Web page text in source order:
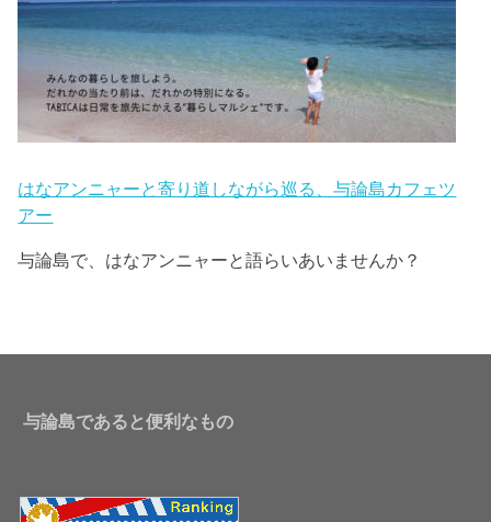
はなアンニャーと寄り道しながら巡る、与論島カフェツ
アー
与論島で、はなアンニャーと語らいあいませんか？
与論島であると便利なもの